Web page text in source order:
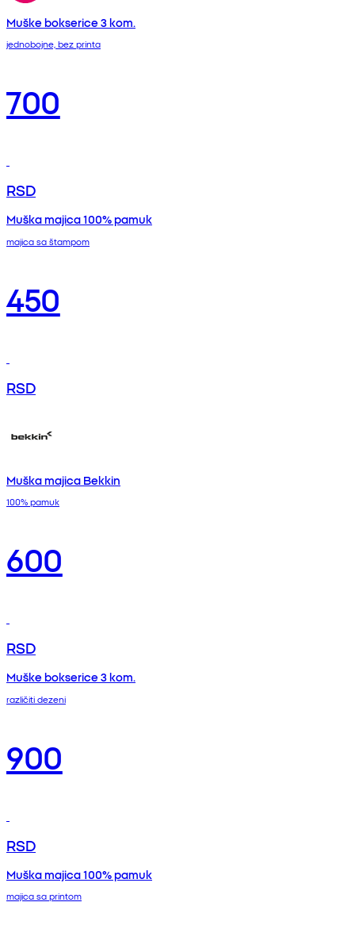
Muške bokserice 3 kom.
jednobojne, bez printa
700
RSD
Muška majica 100% pamuk
majica sa štampom
450
RSD
Muška majica Bekkin
100% pamuk
600
RSD
Muške bokserice 3 kom.
različiti dezeni
900
RSD
Muška majica 100% pamuk
majica sa printom